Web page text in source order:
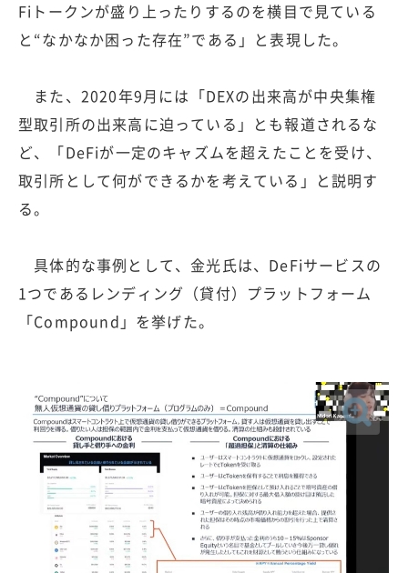
Fiトークンが盛り上ったりするのを横目で見ている
と“なかなか困った存在”である」と表現した。
また、2020年9月には「DEXの出来高が中央集権
型取引所の出来高に迫っている」とも報道されるな
ど、「DeFiが一定のキャズムを超えたことを受け、
取引所として何ができるかを考えている」と説明す
る。
具体的な事例として、金光氏は、DeFiサービスの
1つであるレンディング（貸付）プラットフォーム
「Compound」を挙げた。